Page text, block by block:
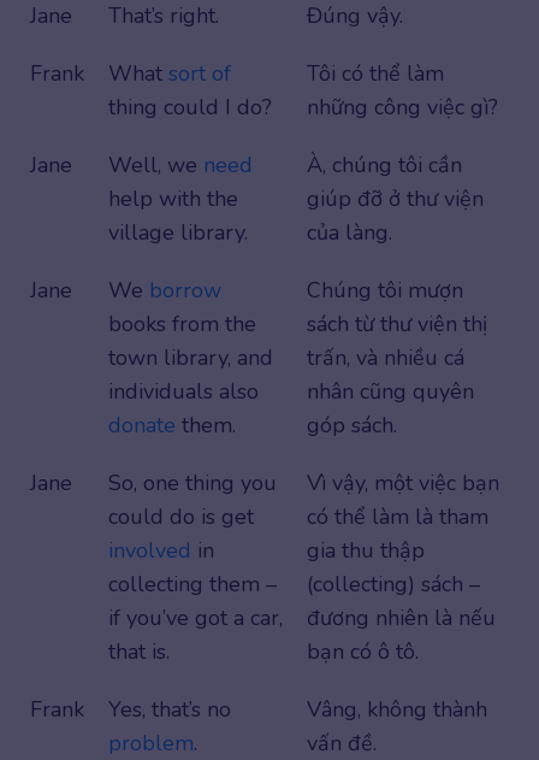
Jane
That’s right.
Đúng vậy.
Frank
What sort of
thing could I do?
Tôi có thể làm
những công việc gì?
Jane
Well, we need
help with the
village library.
À, chúng tôi cần
giúp đỡ ở thư viện
của làng.
Jane
We borrow
books from the
town library, and
individuals also
donate them.
Chúng tôi mượn
sách từ thư viện thị
trấn, và nhiều cá
nhân cũng quyên
góp sách.
Jane
So, one thing you
could do is get
involved in
collecting them –
if you’ve got a car,
that is.
Vì vậy, một việc bạn
có thể làm là tham
gia thu thập
(collecting) sách –
đương nhiên là nếu
bạn có ô tô.
Frank
Yes, that’s no
problem.
Vâng, không thành
vấn đề.